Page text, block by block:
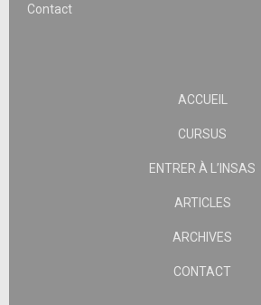
Contact
ACCUEIL
CURSUS
ENTRER À L’INSAS
ARTICLES
ARCHIVES
CONTACT